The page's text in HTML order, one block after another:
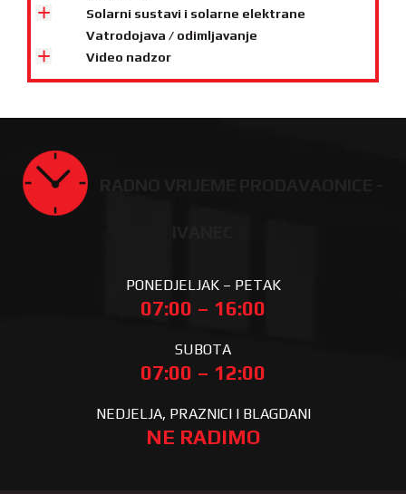
Solarni sustavi i solarne elektrane
Vatrodojava / odimljavanje
Video nadzor
PONEDJELJAK – PETAK
07:00 – 16:00
SUBOTA
07:00 – 12:00
NEDJELJA, PRAZNICI I BLAGDANI
NE RADIMO